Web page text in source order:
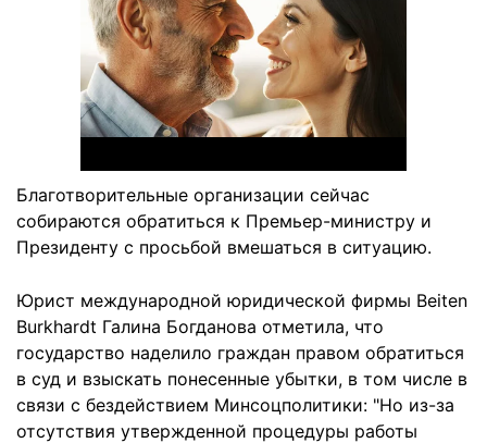
Благотворительные организации сейчас
собираются обратиться к Премьер-министру и
Президенту с просьбой вмешаться в ситуацию.
Юрист международной юридической фирмы Beiten
Burkhardt Галина Богданова отметила, что
государство наделило граждан правом обратиться
в суд и взыскать понесенные убытки, в том числе в
связи с бездействием Минсоцполитики: "Но из-за
отсутствия утвержденной процедуры работы